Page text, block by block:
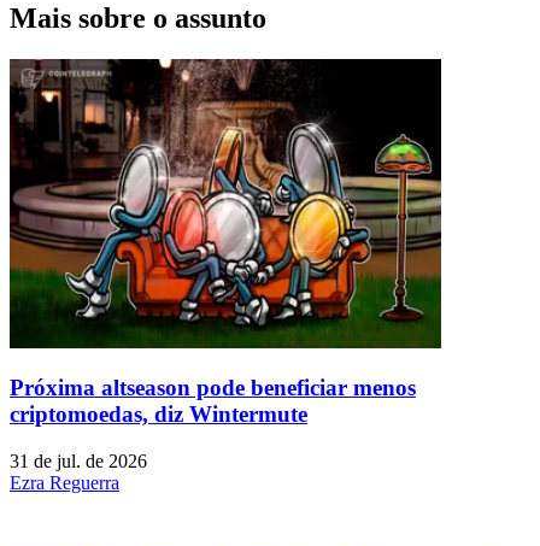
Mais sobre o assunto
Próxima altseason pode beneficiar menos
criptomoedas, diz Wintermute
31 de jul. de 2026
Ezra Reguerra